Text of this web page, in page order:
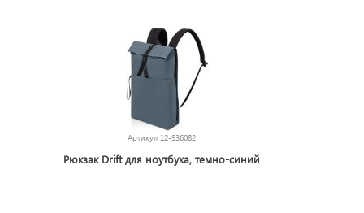
Артикул 12-936082
Рюкзак Drift для ноутбука, темно-синий